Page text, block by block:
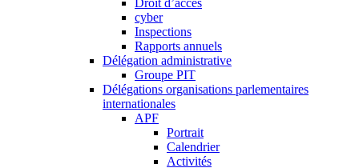
Droit d’accès
cyber
Inspections
Rapports annuels
Délégation administrative
Groupe PIT
Délégations organisations parlementaires
internationales
APF
Portrait
Calendrier
Activités